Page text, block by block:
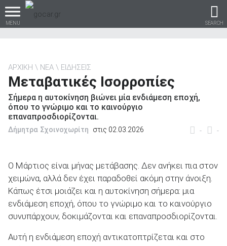
MENU SEARCH
Βρες τα πάντα για το
αυτοκίνητο!
Καινούρια
ΑΡΧΙΚΗ ΝΕΑ ΕΙΔΗΣΕΙΣ
Μεταβατικές Ισορροπίες
Σήμερα η αυτοκίνηση βιώνει μία ενδιάμεση εποχή,
όπου το γνώριμο και το καινούργιο
επαναπροσδιορίζονται.
- -
Δήμητρα Σχοινοχωρίτη στις 02.03.2026
Ο Μάρτιος είναι μήνας μετάβασης. Δεν ανήκει πια στον
χειμώνα, αλλά δεν έχει παραδοθεί ακόμη στην άνοιξη.
Κάπως έτσι μοιάζει και η αυτοκίνηση σήμερα: μια
ενδιάμεση εποχή, όπου το γνώριμο και το καινούργιο
συνυπάρχουν, δοκιμάζονται και επαναπροσδιορίζονται.
Αυτή η ενδιάμεση εποχή αντικατοπτρίζεται και στο